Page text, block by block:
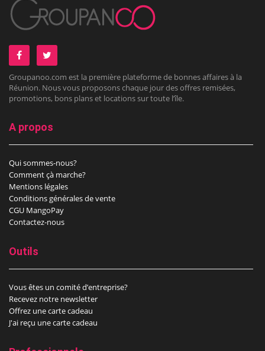
Groupanoo.com est la première plateforme de bonnes affaires à la
Réunion. Nous vous proposons chaque jour des offres remisées,
promotions, bons plans et locations sur toute l’île.
A propos
Qui sommes-nous?
Comment çà marche?
Mentions légales
Conditions générales de vente
CGU MangoPay
Contactez-nous
Outils
Vous êtes un comité d’entreprise?
Recevez notre newsletter
Offrez une carte cadeau
J'ai reçu une carte cadeau